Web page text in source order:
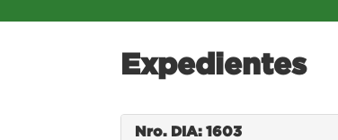
Expedientes
Nro. DIA: 1603